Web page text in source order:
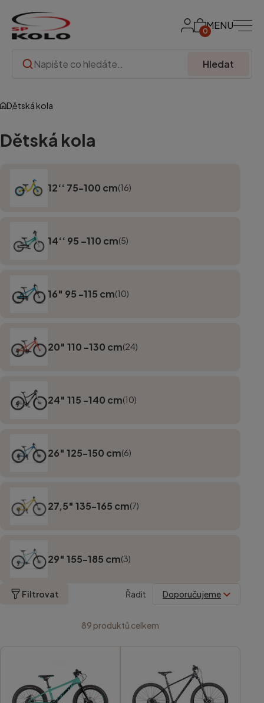
0MENU
Hledat
Dětská kola
Dětská kola
12‘‘ 75-100 cm(16)
14‘‘ 95 –110 cm(5)
16" 95 -115 cm(10)
20" 110 -130 cm(24)
24" 115 -140 cm(10)
26" 125-150 cm(6)
27,5" 135-165 cm(7)
29" 155-185 cm(3)
Filtrovat Řadit
89 produktů celkem